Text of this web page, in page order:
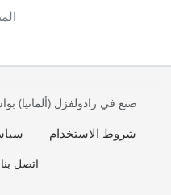
صنع في رادولفزل (ألمانيا)
شروط الاستخدام
اتصل بنا